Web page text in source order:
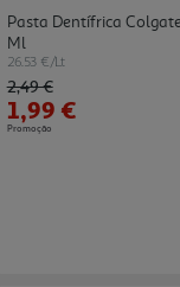
Pasta Dentífrica
Ml
26.53 €/Lt
Price reduced from
2,49 €to
1,99 €
Promoção